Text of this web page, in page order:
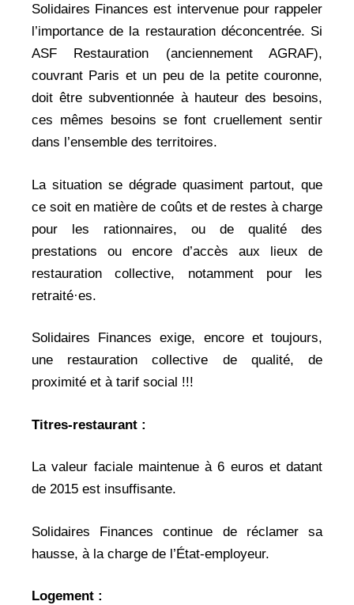
Solidaires Finances est intervenue pour rappeler
l’importance de la restauration déconcentrée. Si
ASF Restauration (anciennement AGRAF),
couvrant Paris et un peu de la petite couronne,
doit être subventionnée à hauteur des besoins,
ces mêmes besoins se font cruellement sentir
dans l’ensemble des territoires.
La situation se dégrade quasiment partout, que
ce soit en matière de coûts et de restes à charge
pour les rationnaires, ou de qualité des
prestations ou encore d’accès aux lieux de
restauration collective, notamment pour les
retraité·es.
Solidaires Finances exige, encore et toujours,
une restauration collective de qualité, de
proximité et à tarif social !!!
Titres-restaurant :
La valeur faciale maintenue à 6 euros et datant
de 2015 est insuffisante.
Solidaires Finances continue de réclamer sa
hausse, à la charge de l’État-employeur.
Logement :